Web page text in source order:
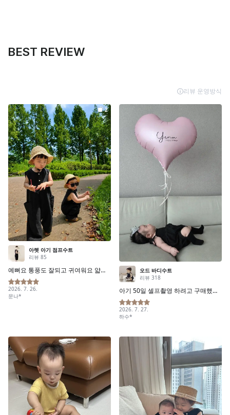
BEST REVIEW